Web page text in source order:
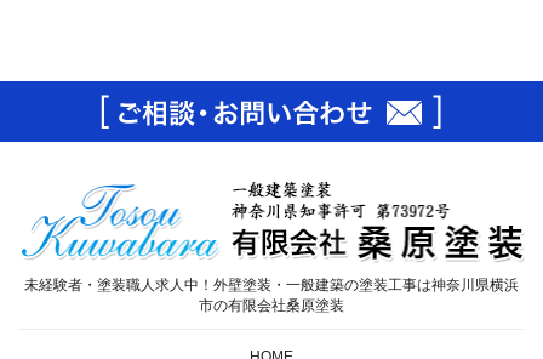
未経験者・塗装職人求人中！外壁塗装・一般建築の塗装工事は神奈川県横浜
市の有限会社桑原塗装